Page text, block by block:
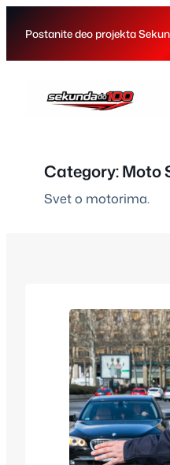
Postanite deo projekta
Category:Moto
Svet o motorima.